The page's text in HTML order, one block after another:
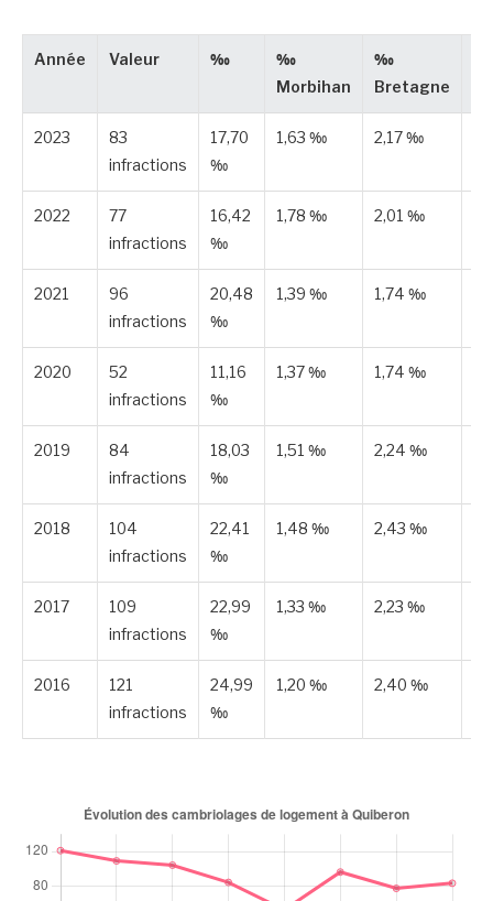
Année Valeur ‰
‰
Morbihan
‰
Bretagne
2023
83
infractions
17,70
‰
1,63 ‰ 2,17 ‰
2022
77
infractions
16,42
‰
1,78 ‰ 2,01 ‰
2021
96
infractions
20,48
‰
1,39 ‰ 1,74 ‰
2020
52
infractions
11,16
‰
1,37 ‰ 1,74 ‰
2019
84
infractions
18,03
‰
1,51 ‰ 2,24 ‰
2018
104
infractions
22,41
‰
1,48 ‰ 2,43 ‰
2017
109
infractions
22,99
‰
1,33 ‰ 2,23 ‰
2016
121
infractions
24,99
‰
1,20 ‰ 2,40 ‰